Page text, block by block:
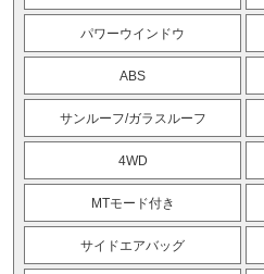
パワーウインドウ
ABS
サンルーフ/ガラスルーフ
4WD
MTモード付き
サイドエアバッグ